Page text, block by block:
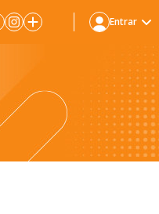
Entrar